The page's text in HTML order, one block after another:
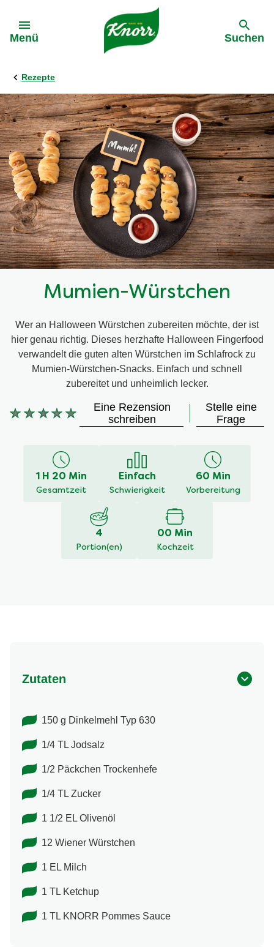
Menü Suchen
Rezepte
Mumien-Würstchen
Wer an Halloween Würstchen zubereiten möchte, der ist
hier genau richtig. Dieses herzhafte Halloween Fingerfood
verwandelt die guten alten Würstchen im Schlafrock zu
Mumien-Würstchen-Snacks. Einfach und schnell
zubereitet und unheimlich lecker.
Keine
abgegeben
Eine Rezension
schreiben
Stelle eine
Frage
1 H 20 Min
Gesamtzeit
Einfach
Schwierigkeit
60 Min
Vorbereitung
4
Portion(en)
00 Min
Kochzeit
Zutaten
150 g Dinkelmehl Typ 630
1/4 TL Jodsalz
1/2 Päckchen Trockenhefe
1/4 TL Zucker
1 1/2 EL Olivenöl
12 Wiener Würstchen
1 EL Milch
1 TL Ketchup
1 TL KNORR Pommes Sauce